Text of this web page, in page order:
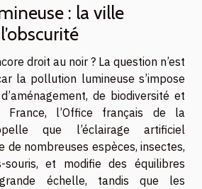
: la ville
droit au noir ? La question n’est
la pollution lumineuse s’impose
de biodiversité et
France, l’Office français de la
que l’éclairage artificiel
de nombreuses espèces, insectes,
souris, et modifie des équilibres
échelle, tandis que les